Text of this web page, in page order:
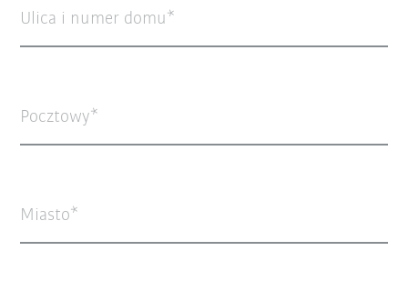
Ulica i numer domu
Pocztowy
Miasto